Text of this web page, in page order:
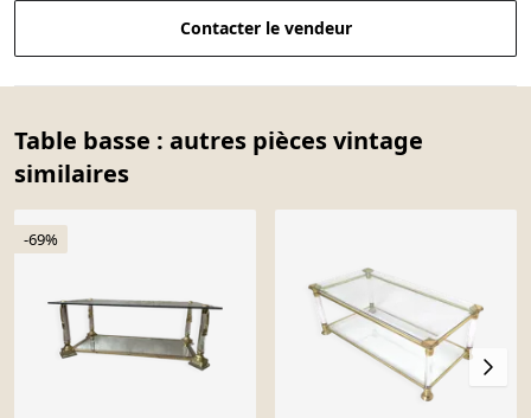
Contacter le vendeur
Table basse : autres pièces vintage
similaires
-69%